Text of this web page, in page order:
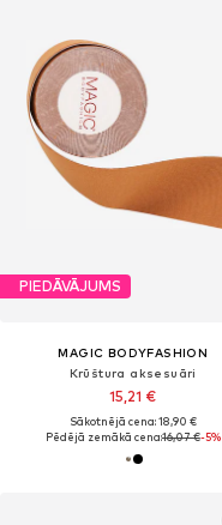
PIEDĀVĀJUMS
MAGIC BODYFASHION
Krūštura aksesuāri
15,21 €
Sākotnējā cena: 18,90 €
Pēdējā zemākā cena:16,07 €-5%